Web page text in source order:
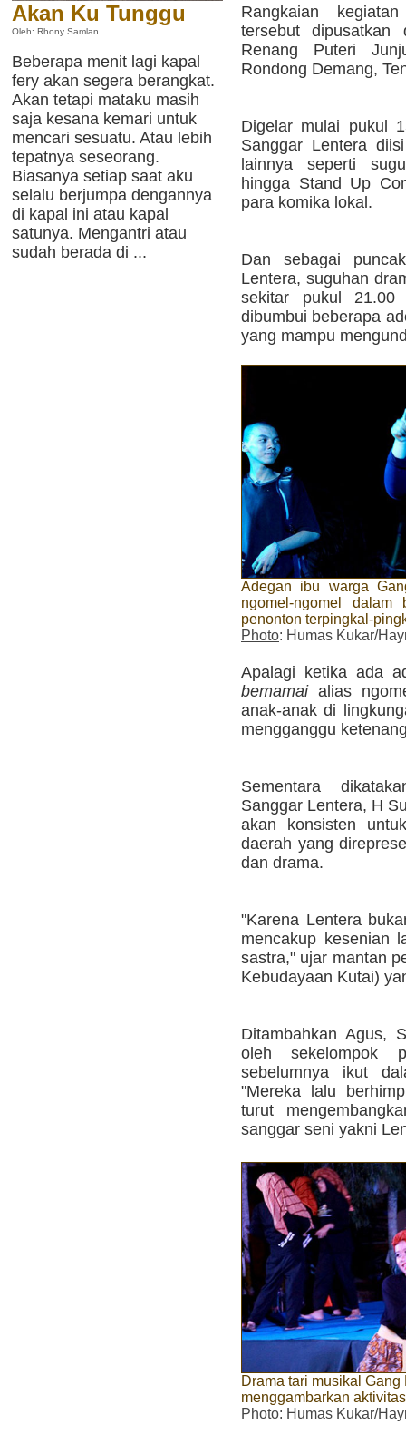
Akan Ku Tunggu
Oleh: Rhony Samlan
Beberapa menit lagi kapal
fery akan segera berangkat.
Akan tetapi mataku masih
saja kesana kemari untuk
mencari sesuatu. Atau lebih
tepatnya seseorang.
Biasanya setiap saat aku
selalu berjumpa dengannya
di kapal ini atau kapal
satunya. Mengantri atau
sudah berada di ...
Rangkaian
tersebut
Renang Puteri
Rondong Demang,
Digelar mulai pukul
Sanggar Lentera
lainnya seperti
hingga Stand Up
para komika lokal.
Dan sebagai
Lentera, suguhan
sekitar pukul
dibumbui beberapa
yang mampu
Adegan ibu warga
ngomel-ngomel
penonton terpingkal-
Photo: Humas Kukar/
Apalagi ketika ada
bemamaialias
anak-anak di
mengganggu
Sementara
Sanggar Lentera, H
akan konsisten
daerah yang
dan drama.
"Karena Lentera
mencakup kesenian
sastra," ujar mantan
Kebudayaan Kutai)
Ditambahkan Agus,
oleh sekelompok
sebelumnya ikut
"Mereka lalu
turut
sanggar seni yakni
Drama tari musikal
menggambarkan
Photo: Humas Kukar/